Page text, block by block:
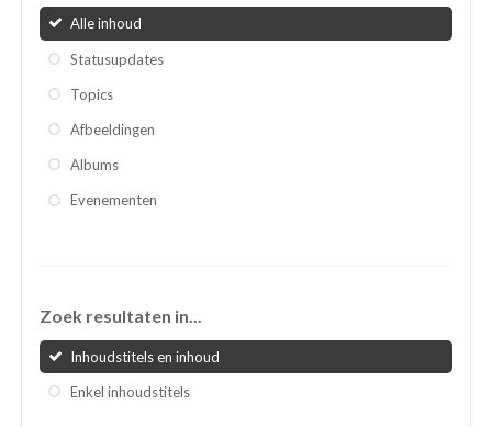
Alle inhoud
Statusupdates
Topics
Afbeeldingen
Albums
Evenementen
Zoek resultaten in...
Inhoudstitels en inhoud
Enkel inhoudstitels